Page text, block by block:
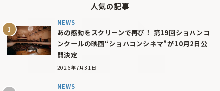
人気の記事
NEWS
あの感動をスクリーンで再び！ 第19回ショパンコ
ンクールの映画“ショパコンシネマ”が10月2日公
開決定
2026年7月31日
NEWS